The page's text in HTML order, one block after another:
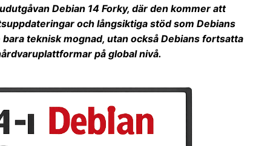
Debian 14 Forky, där den kommer att
och långsiktiga stöd som Debians
teknisk mognad, utan också Debians fortsatta
på global nivå.